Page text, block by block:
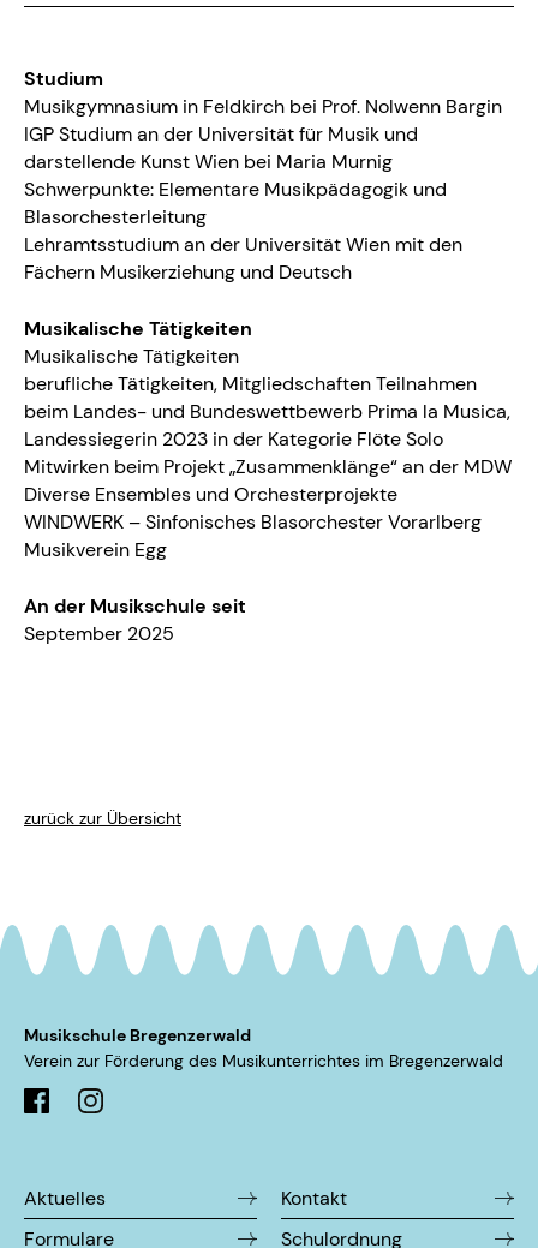
Studium
Musikgymnasium in Feldkirch bei Prof. Nolwenn Bargin
IGP Studium an der Universität für Musik und
darstellende Kunst Wien bei Maria Murnig
Schwerpunkte: Elementare Musikpädagogik und
Blasorchesterleitung
Lehramtsstudium an der Universität Wien mit den
Fächern Musikerziehung und Deutsch
Musikalische Tätigkeiten
Musikalische Tätigkeiten
berufliche Tätigkeiten, Mitgliedschaften Teilnahmen
beim Landes- und Bundeswettbewerb Prima la Musica,
Landessiegerin 2023 in der Kategorie Flöte Solo
Mitwirken beim Projekt „Zusammenklänge“ an der MDW
Diverse Ensembles und Orchesterprojekte
WINDWERK – Sinfonisches Blasorchester Vorarlberg
Musikverein Egg
An der Musikschule seit
September 2025
zurück zur Übersicht
Musikschule Bregenzerwald
Verein zur Förderung des Musikunterrichtes im ­Bregenzerwald
Aktuelles
Kontakt
Formulare
Schulordnung